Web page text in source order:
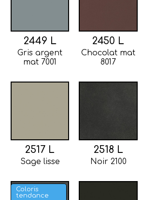
2449 L
Gris argent
mat 7001
2450 L
Chocolat mat
8017
2517 L
Sage lisse
2518 L
Noir 2100
Coloris
tendance